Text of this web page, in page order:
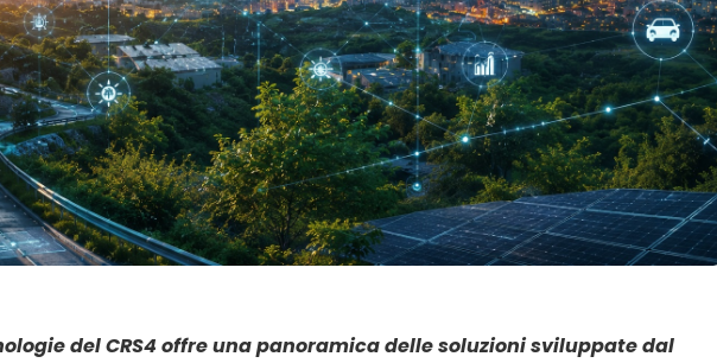
del CRS4 offre una panoramica delle soluzioni sviluppate dal